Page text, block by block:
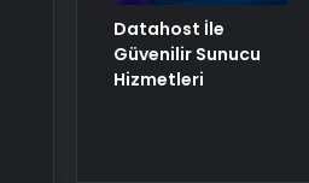
Datahost İle
Güvenilir Sunucu
Hizmetleri